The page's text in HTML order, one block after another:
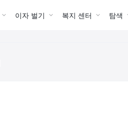
이자 벌기 복지 센터 탐색